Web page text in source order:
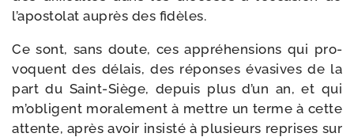
l’apostolat auprès des fidèles.
Ce sont, sans doute, ces appré­hen­sions qui pro­
voquent des délais, des réponses éva­sives de la
part du Saint-​Siège, depuis plus d’un an, et qui
m’obligent mora­le­ment à mettre un terme à cette
attente, après avoir insis­té à plu­sieurs reprises sur